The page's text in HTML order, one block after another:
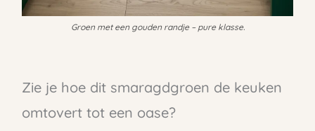
Groen met een gouden randje – pure klasse.
Zie je hoe dit smaragdgroen de keuken
omtovert tot een oase?